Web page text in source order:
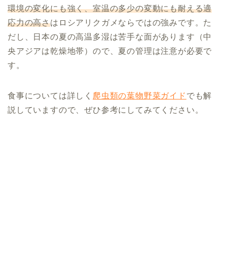
環境の変化にも強く、室温の多少の変動にも耐える適
応力の高さはロシアリクガメならではの強みです。た
だし、日本の夏の高温多湿は苦手な面があります（中
央アジアは乾燥地帯）ので、夏の管理は注意が必要で
す。
食事については詳しく 爬虫類の葉物野菜ガイド でも解
説していますので、ぜひ参考にしてみてください。